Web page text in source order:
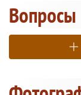
Вопросы